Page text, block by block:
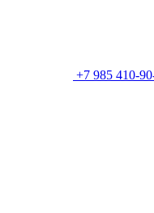
+7 985 410-